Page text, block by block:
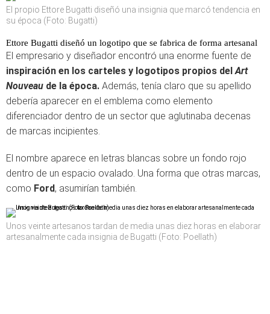
El propio Ettore Bugatti diseñó una insignia que marcó tendencia en
su época (Foto: Bugatti)
Ettore Bugatti diseñó un logotipo que se fabrica de forma artesanal
El empresario y diseñador encontró una enorme fuente de
inspiración en los carteles y logotipos propios delArt
Nouveau de la época. Además, tenía claro que su apellido
debería aparecer en el emblema como elemento
diferenciador dentro de un sector que aglutinaba decenas
de marcas incipientes.
El nombre aparece en letras blancas sobre un fondo rojo
dentro de un espacio ovalado. Una forma que otras marcas,
como Ford, asumirían también.
Unos veinte artesanos tardan de media unas diez horas en elaborar
artesanalmente cada insignia de Bugatti (Foto: Poellath)